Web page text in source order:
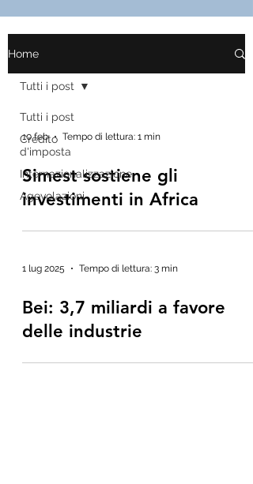
Home
Tutti i post
Credito
d'imposta
Internazionalizzazione
Agevolazioni
Tutti i post
10 feb Tempo di lettura: 1 min
Simest sostiene gli
investimenti in Africa
1 lug 2025 Tempo di lettura: 3 min
Bei: 3,7 miliardi a favore
delle industrie